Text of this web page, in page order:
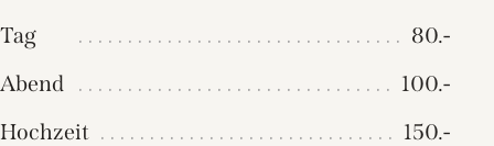
Tag
80.-
Abend
100.-
Hochzeit
150.-